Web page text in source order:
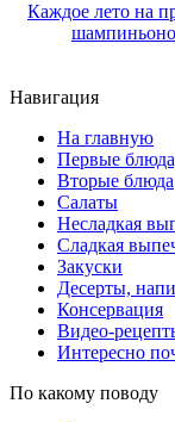
Каждое лето на
Навигация
На главную
Первые
Вторые блюда
Салаты
Несладкая
Сладкая
Закуски
Десерты,
Консервация
Видео-
Интересно
По какому поводу